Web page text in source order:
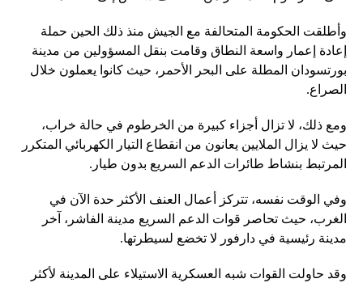
وأطلقت الحكومة المتحالفة مع الجيش منذ ذلك الحين حملة
إعادة إعمار واسعة النطاق وقامت بنقل المسؤولين من مدينة
بورتسودان المطلة على البحر الأحمر، حيث كانوا يعملون خلال
الصراع.
ومع ذلك، لا تزال أجزاء كبيرة من الخرطوم في حالة خراب،
حيث لا يزال الملايين يعانون من انقطاع التيار الكهربائي المتكرر
المرتبط بنشاط طائرات الدعم السريع بدون طيار.
وفي الوقت نفسه، تتركز أعمال العنف الأكثر حدة الآن في
الغرب، حيث تحاصر قوات الدعم السريع مدينة الفاشر، آخر
مدينة رئيسية في دارفور لا تخضع لسيطرتها.
وقد حاولت القوات شبه العسكرية الاستيلاء على المدينة لأكثر